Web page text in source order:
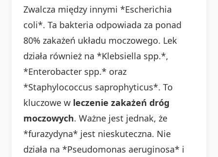
Zwalcza między innymi *Escherichia
coli*. Ta bakteria odpowiada za ponad
80% zakażeń układu moczowego. Lek
działa również na *Klebsiella spp.*,
*Enterobacter spp.* oraz
*Staphylococcus saprophyticus*. To
kluczowe w leczenie zakażeń dróg
moczowych. Ważne jest jednak, że
*furazydyna* jest nieskuteczna. Nie
działa na *Pseudomonas aeruginosa* i